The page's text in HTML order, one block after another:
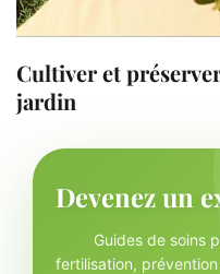
Cultiver et
jardin
Devenez un
Guides de soins
fertilisation,